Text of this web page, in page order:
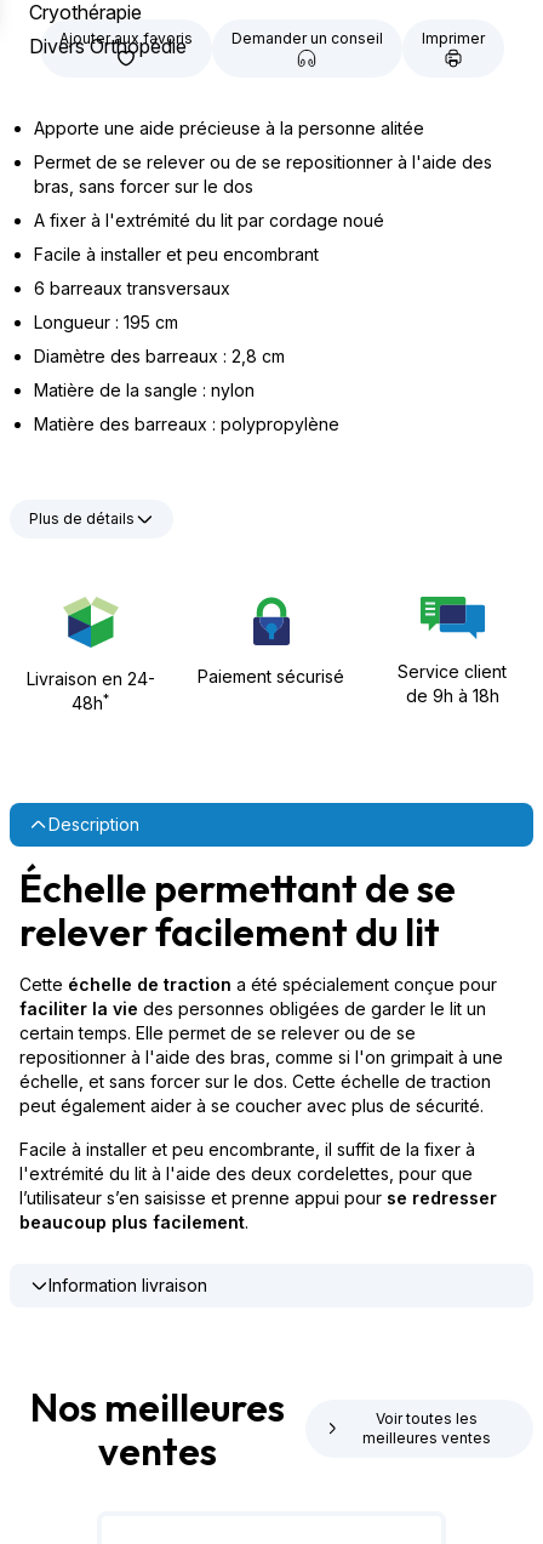
Cryothérapie
Divers Orthopédie
Ajouter aux favoris Demander un conseil Imprimer
Apporte une aide précieuse à la personne alitée
Permet de se relever ou de se repositionner à l'aide des
bras, sans forcer sur le dos
A fixer à l'extrémité du lit par cordage noué
Facile à installer et peu encombrant
6 barreaux transversaux
Longueur : 195 cm
Diamètre des barreaux : 2,8 cm
Matière de la sangle : nylon
Matière des barreaux : polypropylène
Plus de détails
Livraison en 24-
48h*
Paiement sécurisé
Service client
de 9h à 18h
Description
Échelle permettant de se
relever facilement du lit
Cette échelle de traction a été spécialement conçue pour
faciliter la vie des personnes obligées de garder le lit un
certain temps. Elle permet de se relever ou de se
repositionner à l'aide des bras, comme si l'on grimpait à une
échelle, et sans forcer sur le dos. Cette échelle de traction
peut également aider à se coucher avec plus de sécurité.
Facile à installer et peu encombrante, il suffit de la fixer à
l'extrémité du lit à l'aide des deux cordelettes, pour que
l’utilisateur s’en saisisse et prenne appui pour se redresser
beaucoup plus facilement.
Information livraison
Nos meilleures
ventes
Voir toutes les
meilleures ventes